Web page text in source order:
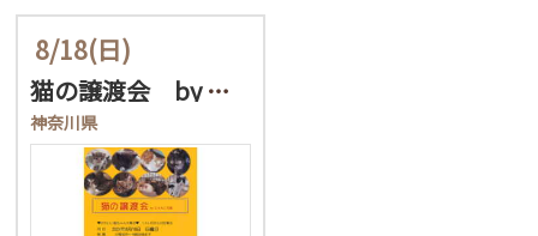
8/18(日)
猫の譲渡会 by にゃん…
神奈川県